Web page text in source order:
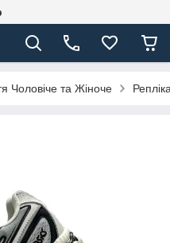
Чоловіче та Жіноче